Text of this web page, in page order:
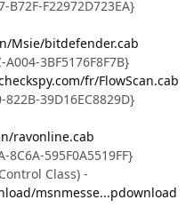
B72F-F22972D723EA}
Msie/bitdefender.cab
A004-3BF5176F8F7B}
fr/FlowScan.cab
822B-39D16EC8829D}
ravonline.cab
8C6A-595F0A5519FF}
Class) -
msnmesse...pdownload